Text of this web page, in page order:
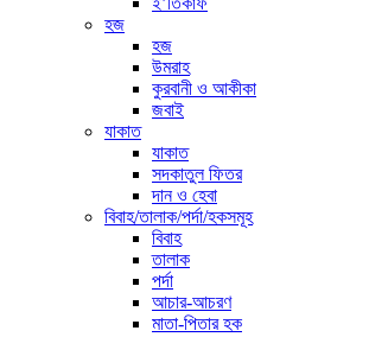
হজ
হজ
উমরাহ
কুরবানী ও আকীকা
জবাই
যাকাত
যাকাত
সদকাতুল ফিতর
দান ও হেবা
বিবাহ/তালাক/পর্দা/হকসমূহ
বিবাহ
তালাক
পর্দা
আচার-আচরণ
মাতা-পিতার হক